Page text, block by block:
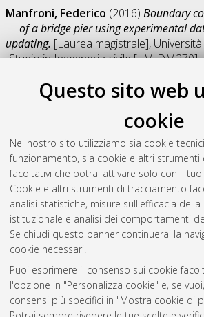
Questo sito web
cookie
Nel nostro sito utilizziamo sia cookie
funzionamento, sia cookie e altri strumenti
facoltativi che potrai attivare solo con il
Cookie e altri strumenti di tracciamento
analisi statistiche, misure sull'efficacia
istituzionale e analisi dei comportamenti
Se chiudi questo banner continuerai la
cookie necessari.
Puoi esprimere il consenso sui cookie
l'opzione in "Personalizza cookie" e, se
consensi più specifici in "Mostra cookie di
Manfroni, Federico (2016) Boundary
of a bridge pier using experimental
updating. [Laurea magistrale],
Studio inIngegneria civile [LM-DM270],
Salva citazione
Il full-text non è disponibile per scelta
Abstract
Altri metadati
Gestione del
Atom
Rss 1.0